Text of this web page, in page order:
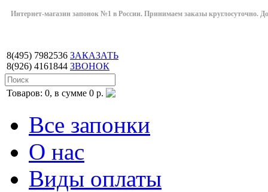
Интернет-магазин запонок №1 в России. Принимаем заказы круглосуточно.
8(495) 7982536
8(926) 4161844
ЗАКАЗАТЬ
ЗВОНОК
Товаров: 0, в сумме 0 р.
Все запонки
О нас
Виды оплаты